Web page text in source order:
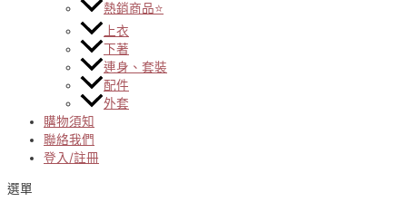
熱銷商品⭐
上衣
下著
連身、套裝
配件
外套
購物須知
聯絡我們
登入/註冊
選單